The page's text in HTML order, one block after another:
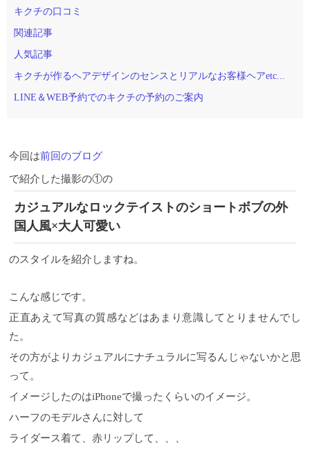
キクチの口コミ
関連記事
人気記事
キクチが作るヘアデザインのセンスとリアルなお客様ヘアetc...
LINE＆WEB予約でのキクチの予約のご案内
今回は前回のブログ
で紹介した撮影の①の
カジュアルなロックテイストのショートボブの外
国人風×大人可愛い
のスタイルを紹介しますね。
こんな感じです。
正直あえて写真の質感などはあまり意識してとりませんでし
た。
その方がよりカジュアルにナチュラルに写るんじゃないかと思
って。
イメージしたのはiPhoneで撮ったくらいのイメージ。
ハーフのモデルさんに対して
ライダース着て、赤リップして、、、